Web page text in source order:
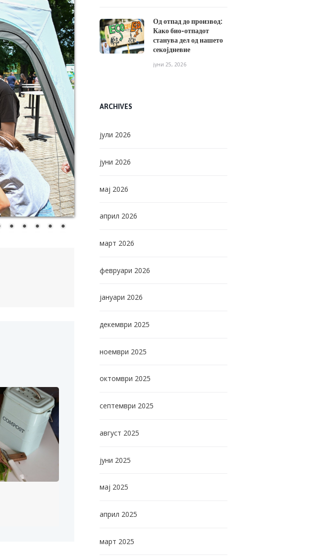
Од отпад до производ:
Како био-отпадот
станува дел од нашето
секојдневие
јуни 25, 2026
ARCHIVES
јули 2026
јуни 2026
мај 2026
април 2026
март 2026
февруари 2026
јануари 2026
декември 2025
ноември 2025
октомври 2025
септември 2025
август 2025
јуни 2025
мај 2025
април 2025
март 2025